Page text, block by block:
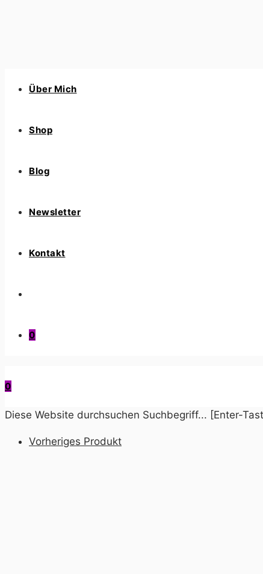
Über Mich
Shop
Blog
Newsletter
Kontakt
0
0
Diese Website durchsuchen Suchbegriff... [Enter-
Vorheriges Produkt